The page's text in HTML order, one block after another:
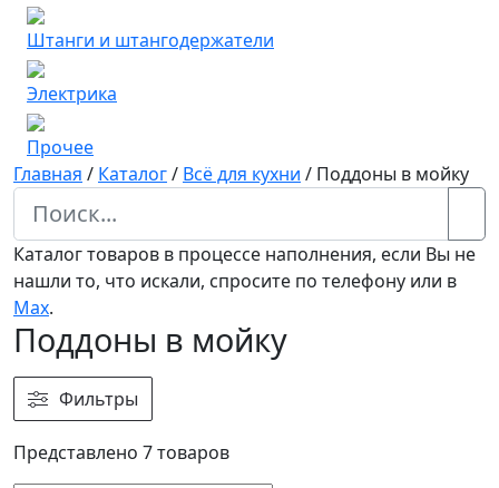
Штанги и штангодержатели
Электрика
Прочее
Главная / Каталог/ Всё для кухни / Поддоны в мойку
Каталог товаров в процессе наполнения, если Вы не
нашли то, что искали, спросите по телефону или в
Мах.
Поддоны в мойку
Фильтры
Представлено 7 товаров